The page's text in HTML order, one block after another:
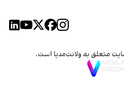
متعلق به ولانت‌مدیا است.